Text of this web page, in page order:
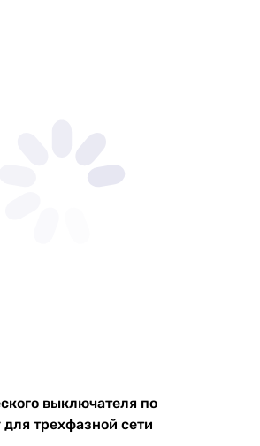
выключателя по
трехфазной сети